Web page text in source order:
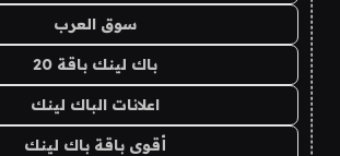
سوق العرب
باك لينك باقة 20
اعلانات الباك لينك
أقوى باقة باك لينك